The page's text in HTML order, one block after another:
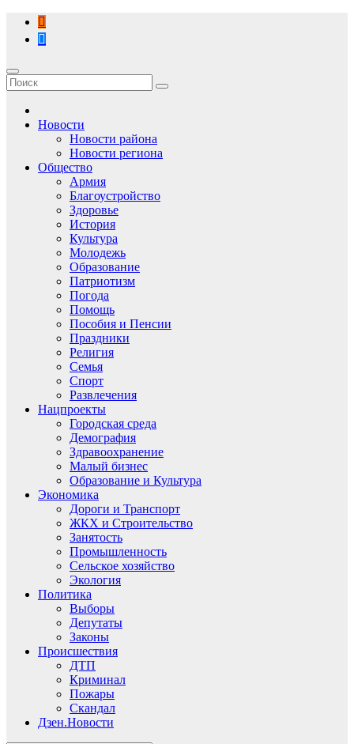
Перейти
содержимому
Новости
Новости района
Новости региона
Общество
Армия
Благоустройство
Здоровье
История
Культура
Молодежь
Образование
Патриотизм
Погода
Помощь
Пособия и Пенсии
Праздники
Религия
Семья
Спорт
Развлечения
Нацпроекты
Городская среда
Демография
Здравоохранение
Малый бизнес
Образование и Культура
Экономика
Дороги и Транспорт
ЖКХ и Строительство
Занятость
Промышленность
Сельское хозяйство
Экология
Политика
Выборы
Депутаты
Законы
Происшествия
ДТП
Криминал
Пожары
Скандал
Дзен.Новости